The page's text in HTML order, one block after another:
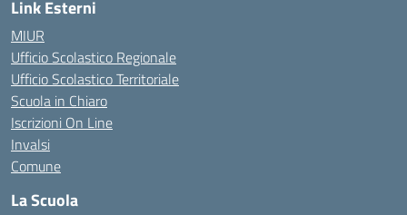
Link Esterni
MIUR
Ufficio Scolastico Regionale
Ufficio Scolastico Territoriale
Scuola in Chiaro
Iscrizioni On Line
Invalsi
Comune
La Scuola